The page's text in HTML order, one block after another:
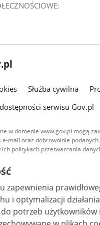
Służba cywilna
serwisu Gov.pl
w domenie www.gov.pl mogą
mail oraz dobrowolnie
ich politykach przetwarzania
Treści tekstowe publikowane w
udostępniane na licencji typu
warunkach 4.0 (CC BY-SA 4.0).
są udostępniane na licencji typu
bez utworów zależnych 4.0 (CC
zapewnienia
działania strony.
potrzeb użytkowników